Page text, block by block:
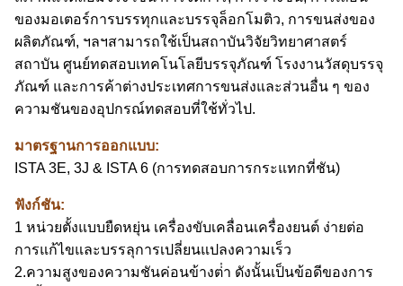
ของมอเตอร์การบรรทุกและบรรจุล็อกโมติว, การขนส่งของ
ผลิตภัณฑ์, ฯลฯสามารถใช้เป็นสถาบันวิจัยวิทยาศาสตร์
สถาบัน ศูนย์ทดสอบเทคโนโลยีบรรจุภัณฑ์ โรงงานวัสดุบรรจุ
ภัณฑ์ และการค้าต่างประเทศการขนส่งและส่วนอื่น ๆ ของ
ความชันของอุปกรณ์ทดสอบที่ใช้ทั่วไป.
มาตรฐานการออกแบบ:
ISTA 3E, 3J & ISTA 6 (การทดสอบการกระแทกที่ชัน)
ฟังก์ชัน:
1 หน่วยตั้งแบบยืดหยุ่น เครื่องขับเคลื่อนเครื่องยนต์ ง่ายต่อ
การแก้ไขและบรรลุการเปลี่ยนแปลงความเร็ว
2.ความสูงของความชันค่อนข้างต่ํา ดังนั้นเป็นข้อดีของการ